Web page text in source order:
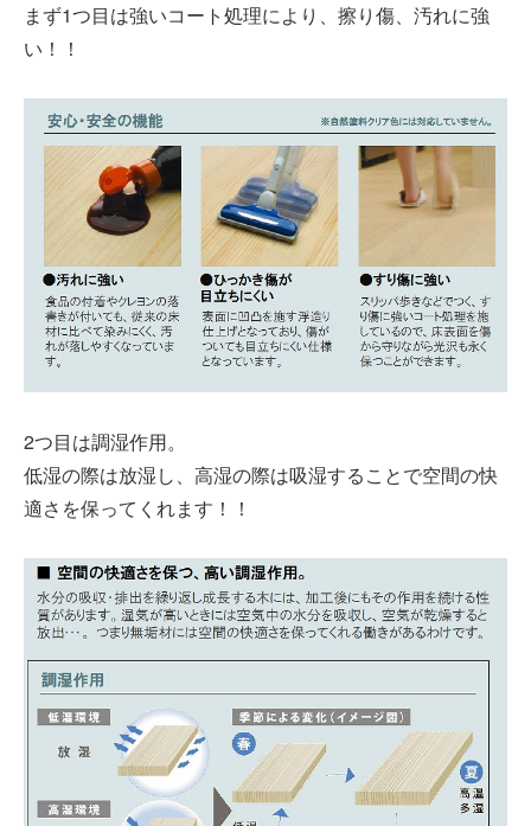
建築サポート
大型パネル事業
ソーラー
まず1つ目は強いコート処理により、擦り傷、汚れに強
い！！
2つ目は調湿作用。
低湿の際は放湿し、高湿の際は吸湿することで空間の快
適さを保ってくれます！！